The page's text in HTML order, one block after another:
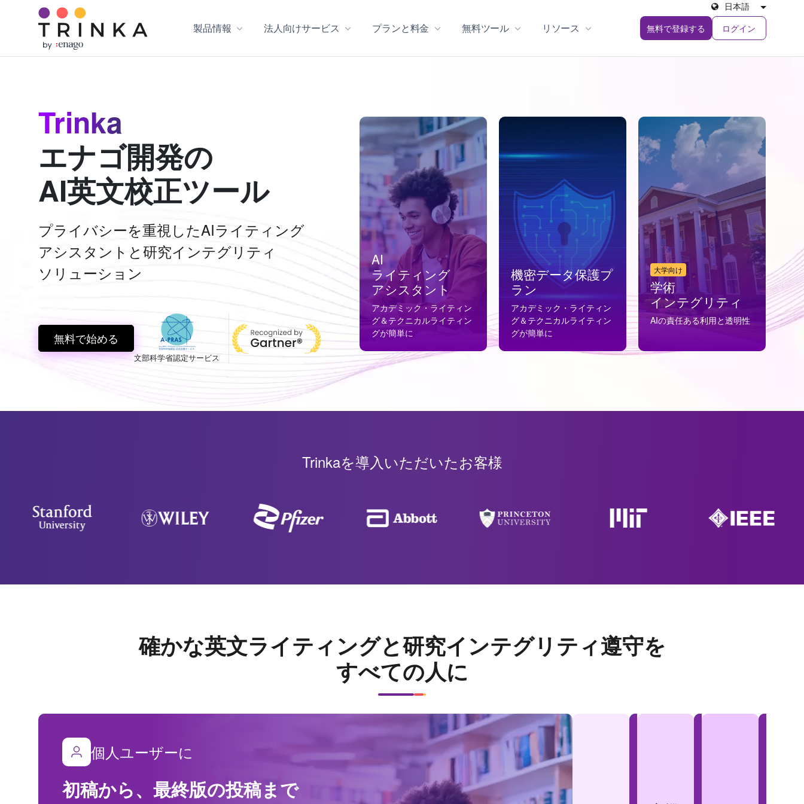
製品情報 法人向けサービス プランと料金 無料ツール リソース 無料で登録する ログイン
日本語
Trinka
エナゴ開発の
AI英文校正ツール
プライバシーを重視したAIライティング
アシスタントと研究インテグリティ
ソリューション
無料で始める
文部科学省認定サービス
AI
ライティング
アシスタント
アカデミック・ライティン
グ＆テクニカルライティン
グが簡単に
機密データ保護プ
ラン
アカデミック・ライティン
グ＆テクニカルライティン
グが簡単に
大学向け
学術
インテグリティ
AIの責任ある利用と透明性
Trinkaを導入いただいたお客様
確かな英文ライティングと研究インテグリティ遵守を
すべての人に
個人ユーザーに
初稿から、最終版の投稿まで